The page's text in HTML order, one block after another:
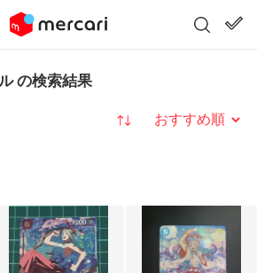
の検索結果
並び替え